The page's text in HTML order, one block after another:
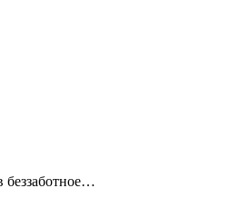
беззаботное…